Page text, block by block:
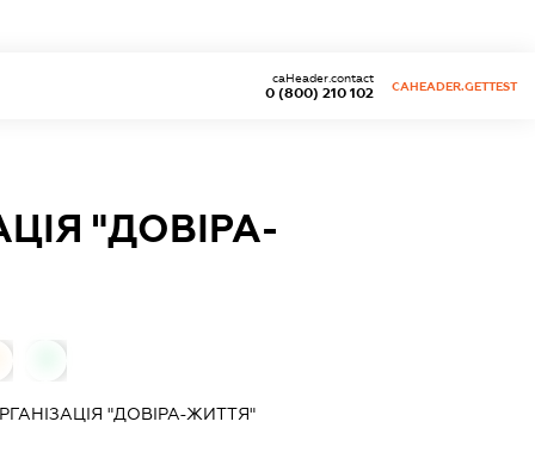
0 (800) 210 102
caHeader.contact
CAHEADER.GETTEST
"ДОВІРА-
"ДОВІРА-ЖИТТЯ"